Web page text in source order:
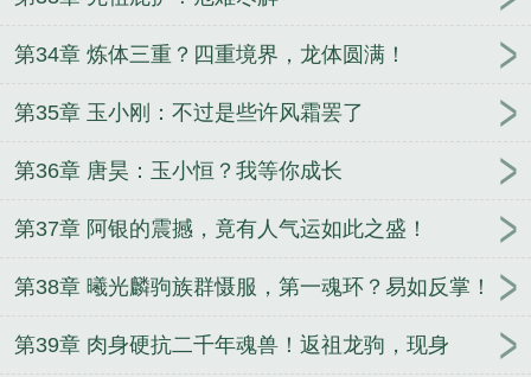
第34章 炼体三重？四重境界，龙体圆满！
第35章 玉小刚：不过是些许风霜罢了
第36章 唐昊：玉小恒？我等你成长
第37章 阿银的震撼，竟有人气运如此之盛！
第38章 曦光麟驹族群慑服，第一魂环？易如反掌！
第39章 肉身硬抗二千年魂兽！返祖龙驹，现身